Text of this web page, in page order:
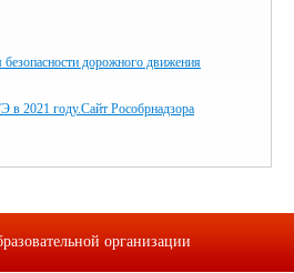
дорожного движения
2021 году.Сайт Рособрнадзора
организации